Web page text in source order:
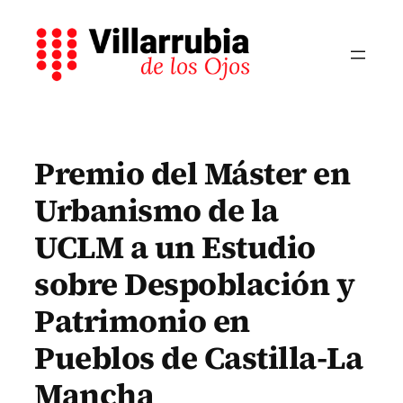
contenido
Premio del Máster en
Urbanismo de la
UCLM a un Estudio
sobre Despoblación y
Patrimonio en
Pueblos de Castilla-La